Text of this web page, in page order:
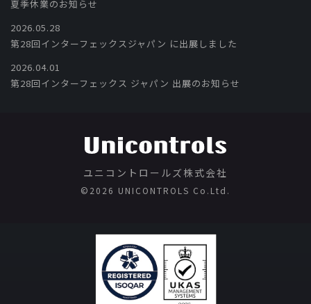
夏季休業のお知らせ
2026.05.28
第28回インターフェックスジャパン に出展しました
2026.04.01
第28回インターフェックス ジャパン 出展のお知らせ
ユニコントロールズ株式会社
©️2026 UNICONTROLS Co.Ltd.